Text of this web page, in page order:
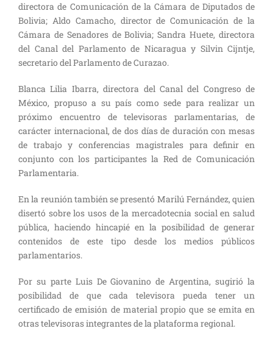
directora de Comunicación de la Cámara de Diputados de
Bolivia; Aldo Camacho, director de Comunicación de la
Cámara de Senadores de Bolivia; Sandra Huete, directora
del Canal del Parlamento de Nicaragua y Silvin Cijntje,
secretario del Parlamento de Curazao.
Blanca Lilia Ibarra, directora del Canal del Congreso de
México, propuso a su país como sede para realizar un
próximo encuentro de televisoras parlamentarias, de
carácter internacional, de dos días de duración con mesas
de trabajo y conferencias magistrales para definir en
conjunto con los participantes la Red de Comunicación
Parlamentaria.
En la reunión también se presentó Marilú Fernández, quien
disertó sobre los usos de la mercadotecnia social en salud
pública, haciendo hincapié en la posibilidad de generar
contenidos de este tipo desde los medios públicos
parlamentarios.
Por su parte Luis De Giovanino de Argentina, sugirió la
posibilidad de que cada televisora pueda tener un
certificado de emisión de material propio que se emita en
otras televisoras integrantes de la plataforma regional.